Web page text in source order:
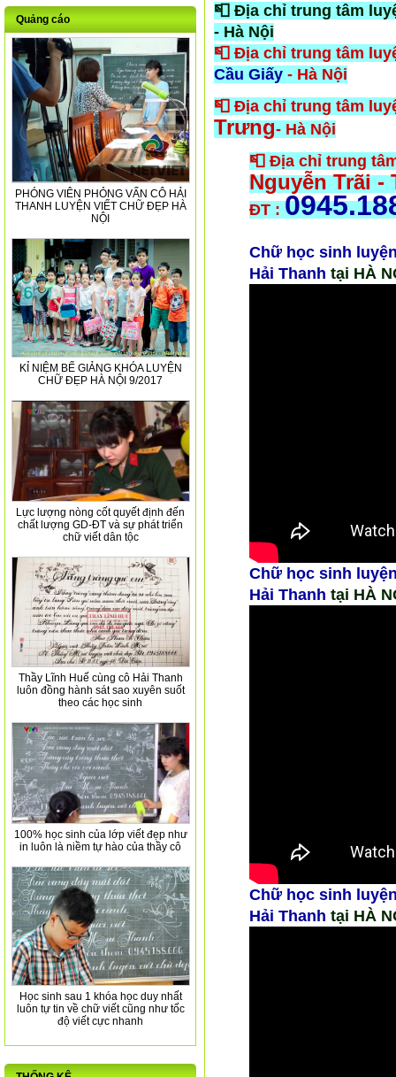
Quảng cáo
PHÓNG VIÊN PHỎNG VẤN CÔ HẢI
THANH LUYỆN VIẾT CHỮ ĐẸP HÀ
NỘI
KỈ NIỆM BẾ GIẢNG KHÓA LUYỆN
CHỮ ĐẸP HÀ NỘI 9/2017
Lực lượng nòng cốt quyết định đến
chất lượng GD-ĐT và sự phát triển
chữ viết dân tộc
Thầy Lĩnh Huế cùng cô Hải Thanh
luôn đồng hành sát sao xuyên suốt
theo các học sinh
100% học sinh của lớp viết đẹp như
in luôn là niềm tự hào của thầy cô
Học sinh sau 1 khóa học duy nhất
luôn tự tin về chữ viết cũng như tốc
độ viết cực nhanh
📮 Địa chỉ trung tâm
- Hà Nội
📮 Địa chỉ trung tâm
Cầu Giấy - Hà Nội
📮 Địa chỉ trung tâm
Trưng- Hà Nội
📮 Địa chỉ trung
Nguyễn Trãi -
ĐT :
Chữ học sinh
Hải Thanh tại HÀ
Chữ học sinh
Hải Thanh tại HÀ
Chữ học sinh
Hải Thanh tại HÀ